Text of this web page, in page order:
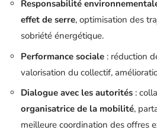
Responsabilité
effet de serre, optimisation des
sobriété énergétique.
Performance sociale : réduction
valorisation du collectif,
Dialogue avec les autorités :
organisatrice de la mobilité,
meilleure coordination des offres